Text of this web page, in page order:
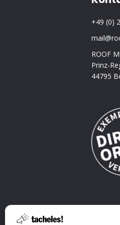
+49 (0)
ROOF
Prinz-
44795